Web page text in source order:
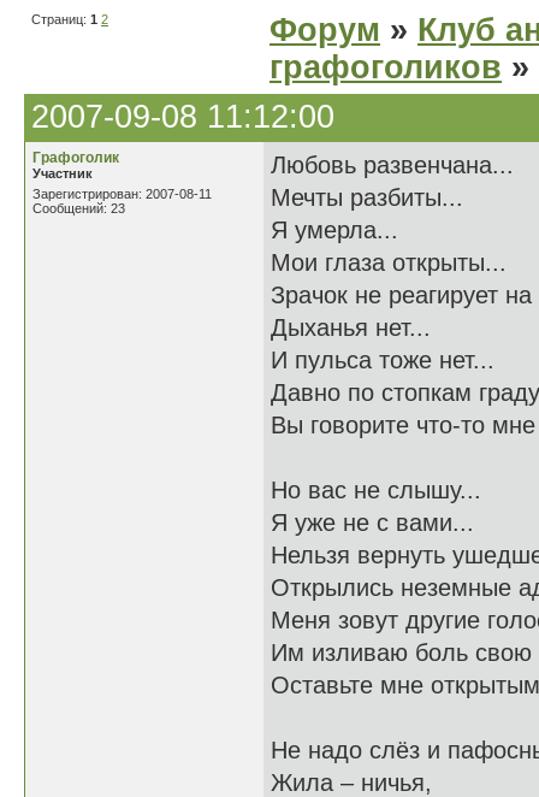
Страниц: 1 2 Форум » Клуб
графоголиков
2007-09-08 11:12:00
Графоголик
Участник
Зарегистрирован: 2007-08-11
Сообщений: 23
Любовь развенчана...
Мечты разбиты...
Я умерла...
Мои глаза открыты...
Зрачок не реагирует на
Дыханья нет...
И пульса тоже нет...
Давно по стопкам
Вы говорите что-то
Но вас не слышу...
Я уже не с вами...
Нельзя вернуть
Открылись неземные
Меня зовут другие
Им изливаю боль свою
Оставьте мне
Не надо слёз и
Жила – ничья,